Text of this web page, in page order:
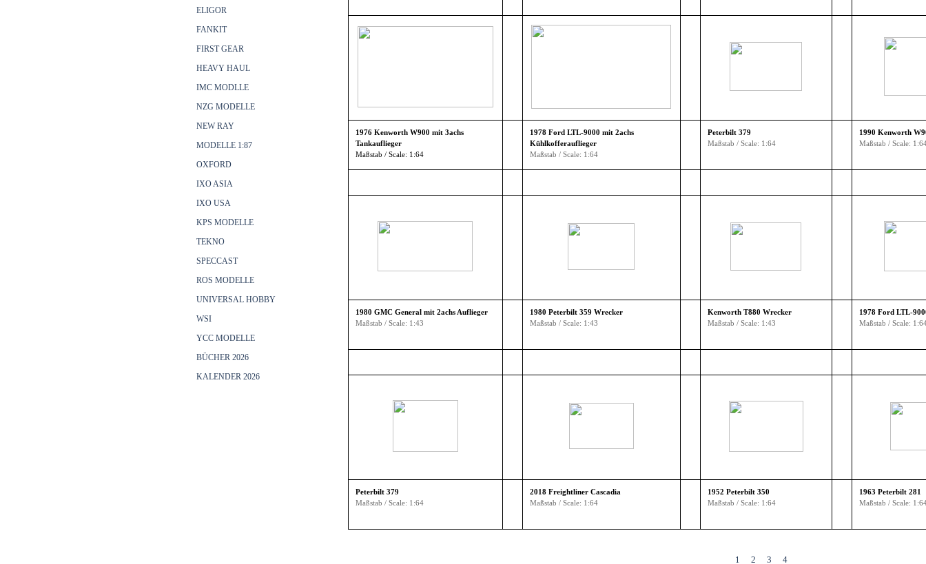
ELIGOR
FANKIT
FIRST GEAR
HEAVY HAUL
IMC MODLLE
NZG MODELLE
NEW RAY
MODELLE 1:87
OXFORD
IXO ASIA
IXO USA
KPS MODELLE
TEKNO
SPECCAST
ROS MODELLE
UNIVERSAL HOBBY
WSI
YCC MODELLE
BÜCHER 2026
KALENDER 2026
1976 Kenworth W900 mit 3achs
Tankauflieger
Maßstab / Scale: 1:64
1978 Ford LTL-9000 mit 2achs
Kühlkofferauflieger
Maßstab / Scale: 1:64
Peterbilt 379
Maßstab / Scale: 1:64
1990 Kenworth
Maßstab / Scale:
1980 GMC General mit 2achs Auflieger
Maßstab / Scale: 1:43
1980 Peterbilt 359 Wrecker
Maßstab / Scale: 1:43
Kenworth T880 Wrecker
Maßstab / Scale: 1:43
1978 Ford LTL-
Maßstab / Scale:
Peterbilt 379
Maßstab / Scale: 1:64
2018 Freightliner Cascadia
Maßstab / Scale: 1:64
1952 Peterbilt 350
Maßstab / Scale: 1:64
1963 Peterbilt 281
Maßstab / Scale:
1 2 3 4